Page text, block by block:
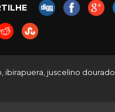
, ibirapuera, juscelino dourado